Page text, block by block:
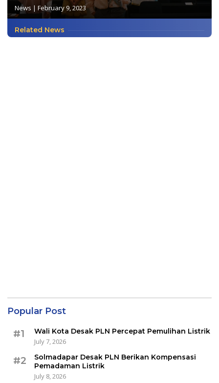
News | February 9, 2023
Related News
Popular Post
#1
Wali Kota Desak PLN Percepat Pemulihan Listrik
July 7, 2026
#2
Solmadapar Desak PLN Berikan Kompensasi
Pemadaman Listrik
July 8, 2026